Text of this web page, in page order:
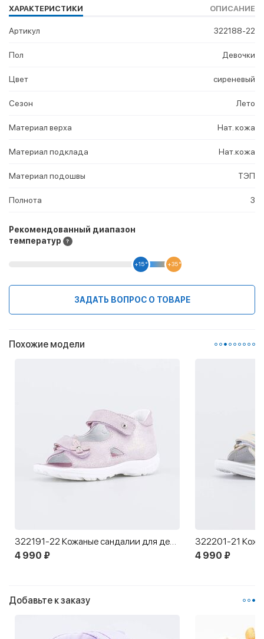
ХАРАКТЕРИСТИКИ ОПИСАНИЕ
Артикул 322188-22
Пол Девочки
Цвет сиреневый
Сезон Лето
Материал верха Нат. кожа
Материал подклада Нат.кожа
Материал подошвы ТЭП
Полнота 3
Рекомендованный диапазон
температур
+15 ° +35 °
ЗАДАТЬ ВОПРОС О ТОВАРЕ
Похожие модели
322191-22 Кожаные сандалии для девочки Бабочка
4 990 ₽
4 990 ₽
Добавьте к заказу